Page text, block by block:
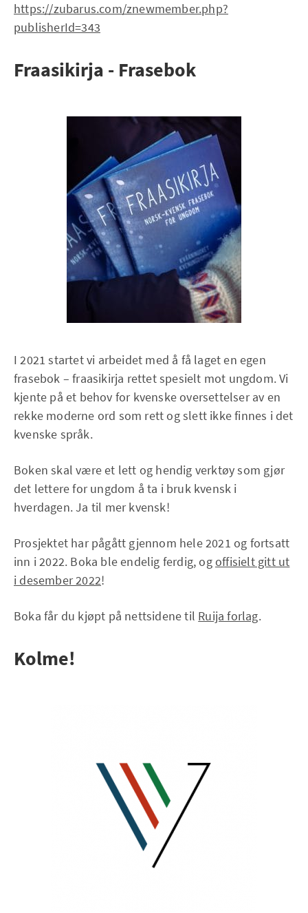
https://zubarus.com/znewmember.php?
publisherId=343
Fraasikirja - Frasebok
I 2021 startet vi arbeidet med å få laget en egen
frasebok – fraasikirja rettet spesielt mot ungdom. Vi
kjente på et behov for kvenske oversettelser av en
rekke moderne ord som rett og slett ikke finnes i det
kvenske språk.
Boken skal være et lett og hendig verktøy som gjør
det lettere for ungdom å ta i bruk kvensk i
hverdagen. Ja til mer kvensk!
Prosjektet har pågått gjennom hele 2021 og fortsatt
inn i 2022. Boka ble endelig ferdig, ogoffisielt gitt ut
i desember 2022!
Boka får du kjøpt på nettsidene til Ruija forlag.
Kolme!